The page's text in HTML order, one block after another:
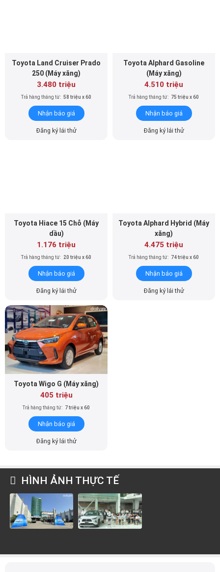
Toyota Land Cruiser Prado
250 (Máy xăng)
3.480 triệu
Trả hàng tháng từ: 58 triệu x 60
Nhận báo giá
Đăng ký lái thử
Toyota Alphard Gasoline
(Máy xăng)
4.510 triệu
Trả hàng tháng từ: 75 triệu x 60
Nhận báo giá
Đăng ký lái thử
Toyota Hiace 15 Chỗ (Máy
dầu)
1.176 triệu
Trả hàng tháng từ: 20 triệu x 60
Nhận báo giá
Đăng ký lái thử
Toyota Alphard Hybrid (Máy
xăng)
4.475 triệu
Trả hàng tháng từ: 74 triệu x 60
Nhận báo giá
Đăng ký lái thử
Toyota Wigo G (Máy xăng)
405 triệu
Trả hàng tháng từ: 7 triệu x 60
Nhận báo giá
Đăng ký lái thử
HÌNH ẢNH THỰC TẾ